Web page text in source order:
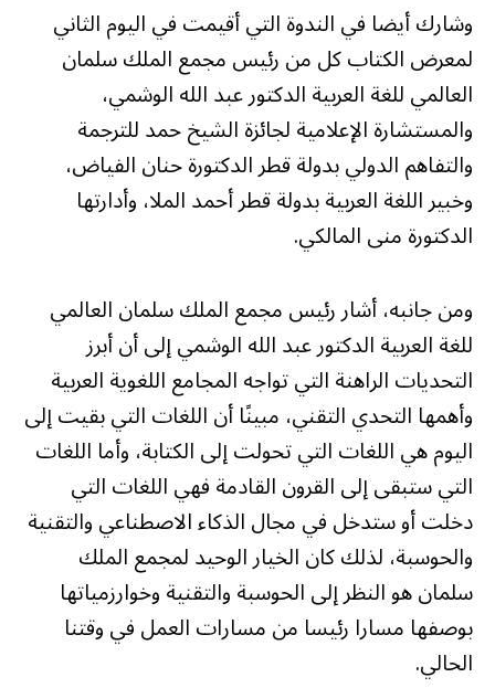
وشارك أيضا في الندوة التي أقيمت في اليوم الثاني
لمعرض الكتاب كل من رئيس مجمع الملك سلمان
العالمي للغة العربية الدكتور عبد الله الوشمي،
والمستشارة الإعلامية لجائزة الشيخ حمد للترجمة
والتفاهم الدولي بدولة قطر الدكتورة حنان الفياض،
وخبير اللغة العربية بدولة قطر أحمد الملا، وأدارتها
الدكتورة منى المالكي.
ومن جانبه، أشار رئيس مجمع الملك سلمان العالمي
للغة العربية الدكتور عبد الله الوشمي إلى أن أبرز
التحديات الراهنة التي تواجه المجامع اللغوية العربية
وأهمها التحدي التقني، مبينًا أن اللغات التي بقيت إلى
اليوم هي اللغات التي تحولت إلى الكتابة، وأما اللغات
التي ستبقى إلى القرون القادمة فهي اللغات التي
دخلت أو ستدخل في مجال الذكاء الاصطناعي والتقنية
والحوسبة، لذلك كان الخيار الوحيد لمجمع الملك
سلمان هو النظر إلى الحوسبة والتقنية وخوارزمياتها
بوصفها مسارا رئيسا من مسارات العمل في وقتنا
الحالي.